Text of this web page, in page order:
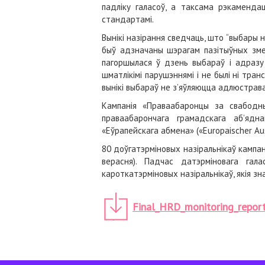
падліку галасоў, а таксама
стандартамі.
Вынікі назірання сведчаць, што
быў адзначаны шэрагам пазітыўных
пагоршылася ў дзень выбараў і адразу
шматлікімі парушэннямі і не былі ні
вынікі выбараў не з’яўляюцца
Кампанія «Праваабаронцы за
праваабарончага грамадскага
«Еўрапейскага абмена» («Europaischer
80 доўгатэрміновых назіральнікаў
верасня). Падчас датэрміновага
кароткатэрміновых назіральнікаў, якія